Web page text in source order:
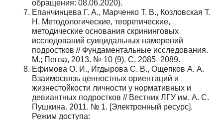
обращения: 08.06.2020).
Епанчинцева Г. А., Марченко Т. В., Козловская Т.
Н. Методологические, теоретические,
методические основания скрининговых
исследований суицидальных намерений
подростков // Фундаментальные исследования.
М.; Пенза, 2013. № 10 (9). С. 2085–2089.
Ефимова О. И., Игдырова С. В., Ощепков А. А.
Взаимосвязь ценностных ориентаций и
жизнестойкости личности у нормативных и
девиантных подростков // Вестник ЛГУ им. А. С.
Пушкина. 2011. № 1. [Электронный ресурс].
Режим доступа: